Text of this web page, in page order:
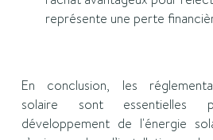
représente une perte
En conclusion, les
solaire sont essentielles
développement de l'énergie